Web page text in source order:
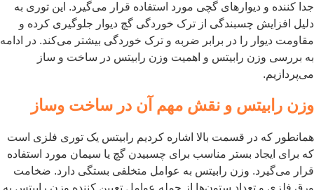
کننده و دیوارهای گچی مورد استفاده قرار می‌گیرد. این توری به
افزایش چسبندگی از ترک خوردگی گچ دیوار جلوگیری کرده و
دیوار را در برابر ضربه و ترک خوردگی بیشتر می‌کند. در ادامه
بررسی وزن رابیتس و اهمیت وزن رابیتس در ساخت و ساز
رابیتس و نقش مهم آن در ساخت وساز
که در قسمت بالا اشاره کردیم رابیتس یک توری فلزی است
برای ایجاد بستر مناسب برای چسبیدن گچ یا سیمان مورد استفاده
می‌گیرد. وزن رابیتس به عوامل متخلفی بستگی دارد. ضخامت